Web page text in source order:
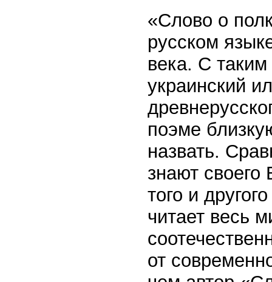
«Слово о
русском
века. С
украинский
поэме
назвать.
знают
того и
читает весь
от